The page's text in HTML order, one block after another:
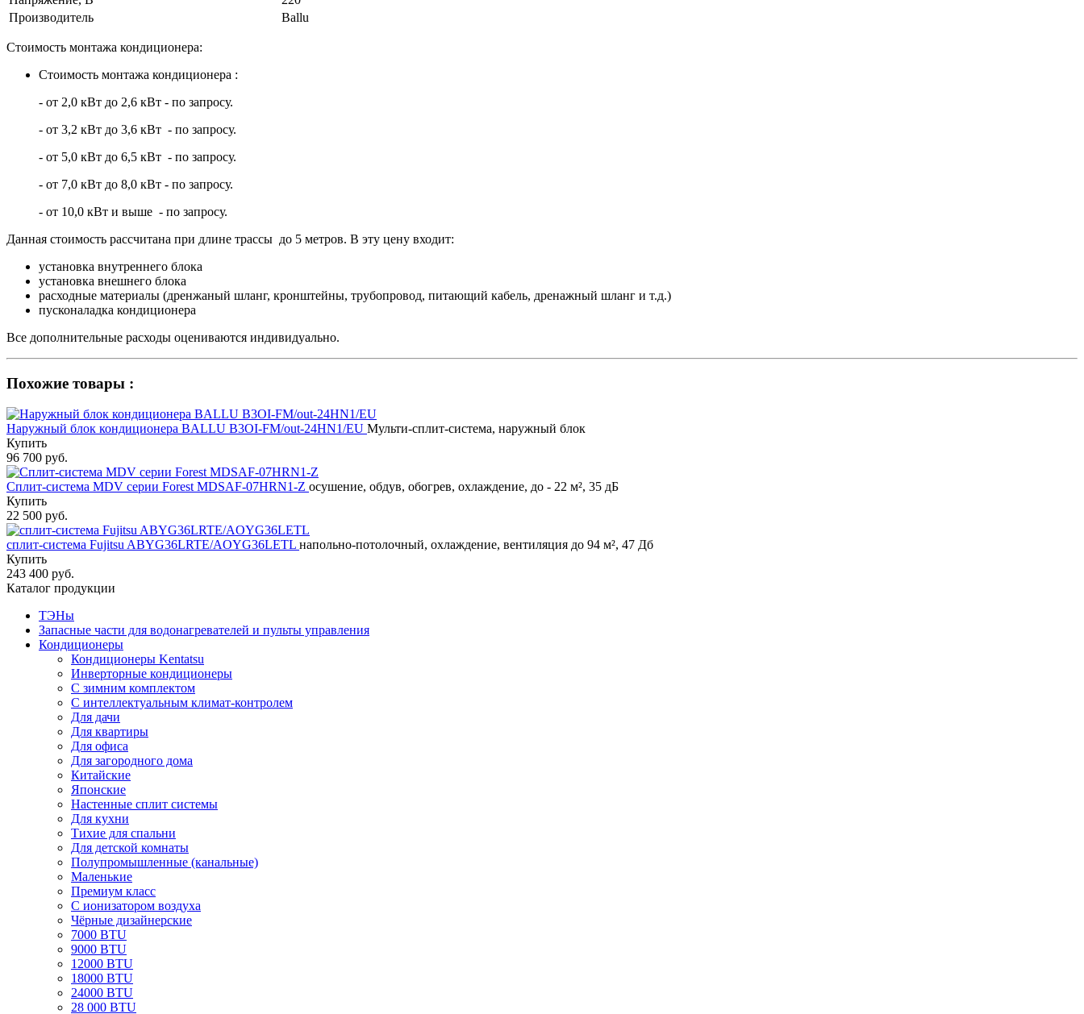
Производитель
Ballu
Стоимость монтажа кондиционера:
Стоимость монтажа кондиционера :
- от 2,0 кВт до 2,6 кВт - по запросу.
- от 3,2 кВт до 3,6 кВт - по запросу.
- от 5,0 кВт до 6,5 кВт - по запросу.
- от 7,0 кВт до 8,0 кВт - по запросу.
- от 10,0 кВт и выше - по запросу.
Данная стоимость рассчитана при длине трассы до 5 метров. В эту цену входит:
установка внутреннего блока
установка внешнего блока
расходные материалы (дренжаный шланг, кронштейны, трубопровод, питающий кабель, дренажный шланг и т.д.)
пусконаладка кондиционера
Все дополнительные расходы оцениваются индивидуально.
Похожие товары :
Наружный блок кондиционера BALLU B3OI-FM/out-24HN1/EU Мульти-сплит-система, наружный блок
Купить
96 700 руб.
Сплит-система MDV серии Forest MDSAF-07HRN1-Z осушение, обдув, обогрев, охлаждение, до - 22 м², 35 дБ
Купить
22 500 руб.
сплит-система Fujitsu ABYG36LRTE/AOYG36LETL напольно-потолочный, охлаждение, вентиляция до 94 м², 47 Дб
Купить
243 400 руб.
Каталог продукции
ТЭНы
Запасные части для водонагревателей и пульты управления
Кондиционеры
Кондиционеры Kentatsu
Инверторные кондиционеры
С зимним комплектом
С интеллектуальным климат-контролем
Для дачи
Для квартиры
Для офиса
Для загородного дома
Китайские
Японские
Настенные сплит системы
Для кухни
Тихие для спальни
Для детской комнаты
Полупромышленные (канальные)
Маленькие
Премиум класс
C ионизатором воздуха
Чёрные дизайнерские
7000 BTU
9000 BTU
12000 BTU
18000 BTU
24000 BTU
28 000 BTU